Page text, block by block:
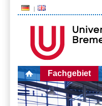
Fachgebiet